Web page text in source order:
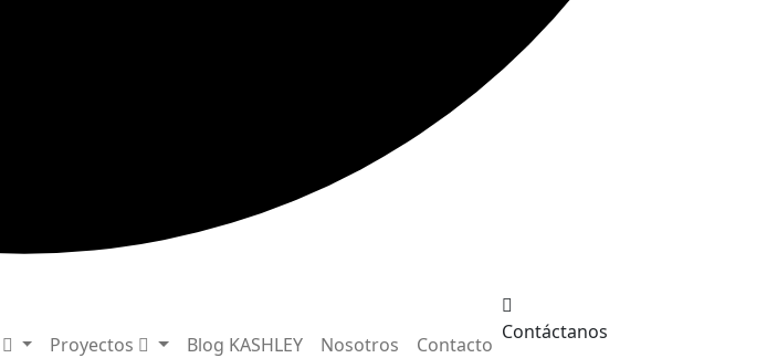
Proyectos Blog KASHLEY Nosotros Contacto
Contáctanos